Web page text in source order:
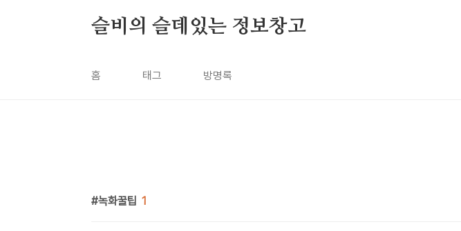
슬비의 슬데있는 정보창고
홈 태그 방명록
녹화꿀팁 1